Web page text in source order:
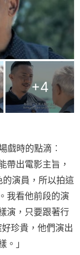
+4
戲時的點滴︰
帶出電影主旨，
演員，所以拍這
我看他前段的演
演，只要跟著行
珍貴，他們演出
。」